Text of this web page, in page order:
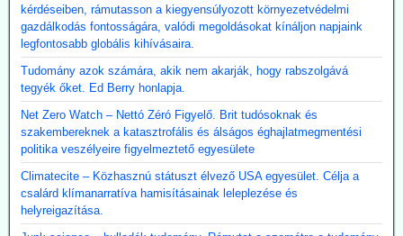
kérdéseiben, rámutasson a kiegyensúlyozott környezetvédelmi
gazdálkodás fontosságára, valódi megoldásokat kínáljon napjaink
legfontosabb globális kihívásaira.
Tudomány azok számára, akik nem akarják, hogy rabszolgává
tegyék őket. Ed Berry honlapja.
Net Zero Watch – Nettó Zéró Figyelő. Brit tudósoknak és
szakembereknek a katasztrofális és álságos éghajlatmegmentési
politika veszélyeire figyelmeztető egyesülete
Climatecite – Közhasznú státuszt élvező USA egyesület. Célja a
csalárd klímanarratíva hamisításainak leleplezése és
helyreigazítása.